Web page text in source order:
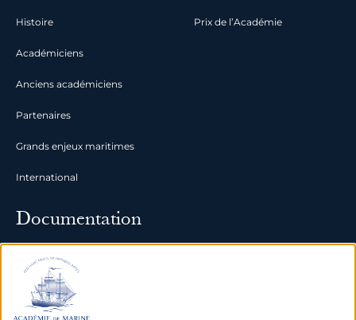
Histoire
Académiciens
Anciens académiciens
Partenaires
Grands enjeux maritimes
International
Prix de l’Académie
Documentation
Archives
Bibliothèque et bases de
données